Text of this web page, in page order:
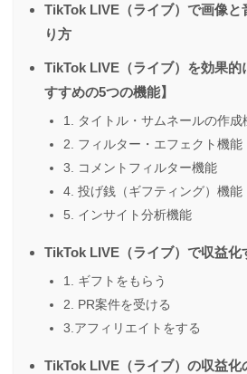
TikTok LIVE（ライブ）で画像と
り方
TikTok LIVE（ライブ）を効果的
すすめの5つの機能】
1. タイトル・サムネールの作成
2. フィルター・エフェクト機能
3. コメントフィルター機能
4. 投げ銭（ギフティング）機能
5. インサイト分析機能
TikTok LIVE（ライブ）で収益化
1. ギフトをもらう
2. PR案件を受ける
3.アフィリエイトをする
TikTok LIVE（ライブ）の収益化